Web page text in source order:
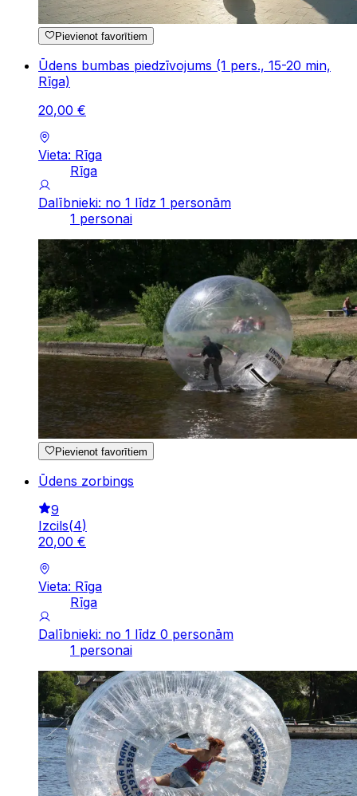
Pievienot favorītiem
Ūdens bumbas piedzīvojums (1 pers., 15-20 min,
Rīga)
20,00 €
Vieta: Rīga
Rīga
Dalībnieki: no 1 līdz 1 personām
1 personai
Pievienot favorītiem
Ūdens zorbings
9
Izcils(4)
20,00 €
Vieta: Rīga
Rīga
Dalībnieki: no 1 līdz 0 personām
1 personai